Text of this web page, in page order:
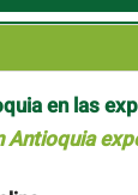
en las
Antioquia